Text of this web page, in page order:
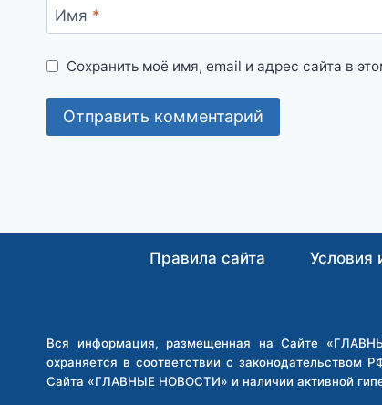
Имя *
Сохранить моё имя, email и адрес сайта в
Правила сайта Условия
Вся информация, размещенная на Сайте
охраняется в соответствии с законодательством
Сайта «ГЛАВНЫЕ НОВОСТИ» и наличии активной